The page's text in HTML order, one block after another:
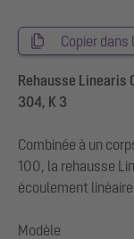
Copier
Rehausse Linearis
304, K 3
Combinée à un
100, la rehausse
écoulement
Modèle